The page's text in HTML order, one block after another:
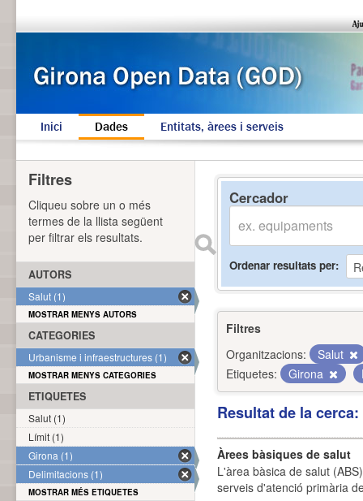
Inici Dades Entitats, àrees i serveis
Cercador
Ordenar resultats per
Filtres
Organitzacions:
Salut
Etiquetes:
Girona
Resultat de la
Àrees bàsiques de salut
L'àrea bàsica de salut
serveis d'atenció primària
Filtres
Cliqueu sobre un o més
termes de la llista següent
per filtrar els resultats.
AUTORS
Salut (1)
MOSTRAR MENYS AUTORS
CATEGORIES
Urbanisme i infraestructures (1)
MOSTRAR MENYS CATEGORIES
ETIQUETES
Salut (1)
Límit (1)
Girona (1)
Delimitacions (1)
MOSTRAR MÉS ETIQUETES